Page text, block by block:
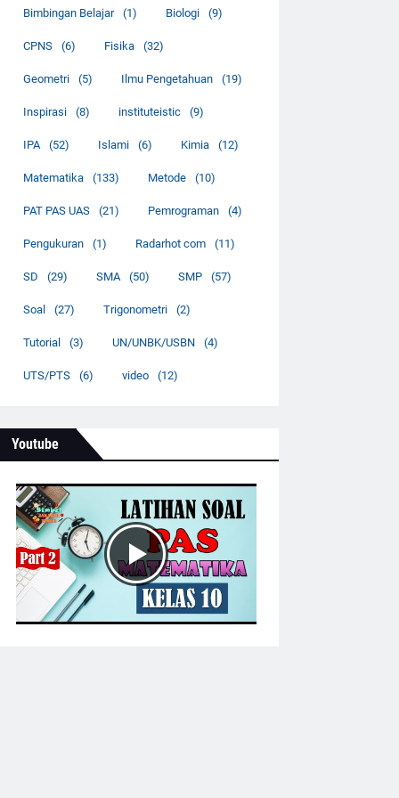
Bimbingan Belajar (1) Biologi (9)
CPNS (6) Fisika (32)
Geometri (5) Ilmu Pengetahuan (19)
Inspirasi (8) instituteistic (9)
IPA (52) Islami (6) Kimia (12)
Matematika (133) Metode (10)
PAT PAS UAS (21) Pemrograman (4)
Pengukuran (1) Radarhot com (11)
SD (29) SMA (50) SMP (57)
Soal (27) Trigonometri (2)
Tutorial (3) UN/UNBK/USBN (4)
UTS/PTS (6) video (12)
Youtube